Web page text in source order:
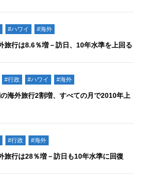
#ハワイ #海外
旅行は8.6％増－訪日、10年水準を上回る
#行政 #ハワイ #海外
海外旅行2割増、すべての月で2010年上
#行政 #海外
旅行は28％増－訪日も10年水準に回復